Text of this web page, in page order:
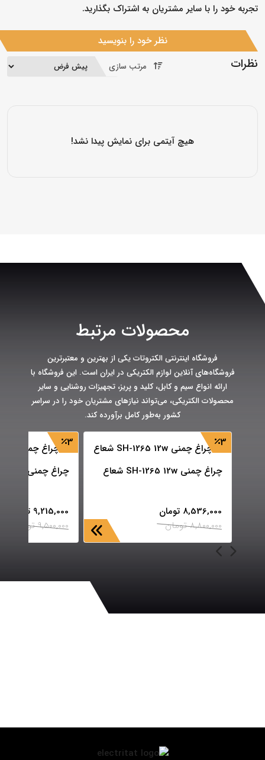
تجربه خود را با سایر مشتریان به اشتراک بگذارید.
نظر خود را بنویسید
نظرات مرتب سازی
هیچ آیتمی برای نمایش پیدا نشد!
محصولات مرتبط
فروشگاه اینترنتی الکتروتات یکی از بهترین و معتبرترین
فروشگاه‌های آنلاین لوازم الکتریکی در ایران است. این فروشگاه با
ارائه انواع سیم و کابل، کلید و پریز، تجهیزات روشنایی و سایر
محصولات الکتریکی، می‌تواند نیازهای مشتریان خود را در سراسر
کشور به‌طور کامل برآورده کند.
3
چراغ چمنی SH-1265 12w شعاع
8,536,000 تومان
8,800,000 تومان
3
چراغ چمنی SH-1268 12w شعاع
9,215,000 تومان
9,500,000 تومان